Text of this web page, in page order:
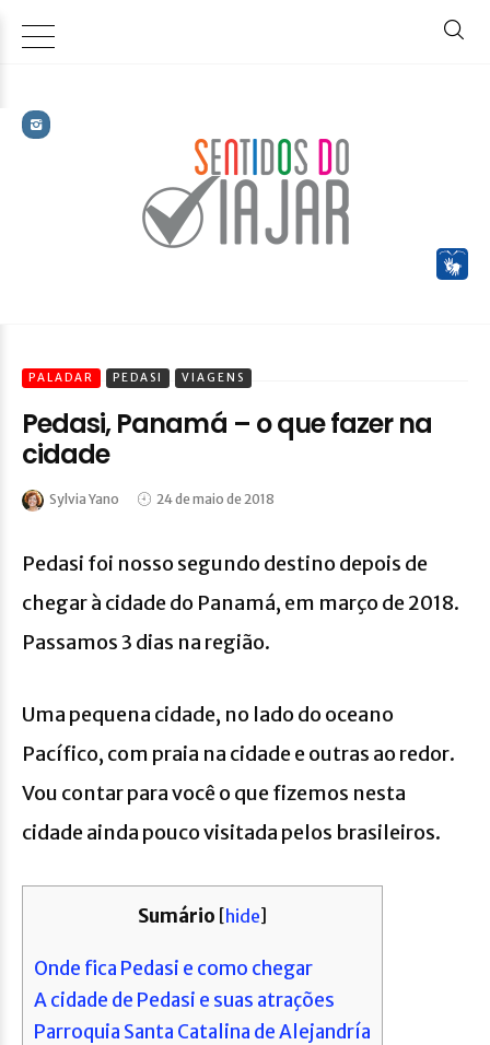
PALADAR PEDASI VIAGENS
Pedasi, Panamá – o que fazer na
cidade
Sylvia Yano 24 de maio de 2018
Pedasi foi nosso segundo destino depois de
chegar à cidade do Panamá, em março de 2018.
Passamos 3 dias na região.
Uma pequena cidade, no lado do oceano
Pacífico, com praia na cidade e outras ao redor.
Vou contar para você o que fizemos nesta
cidade ainda pouco visitada pelos brasileiros.
Sumário [hide]
Onde fica Pedasi e como chegar
A cidade de Pedasi e suas atrações
Parroquia Santa Catalina de Alejandría